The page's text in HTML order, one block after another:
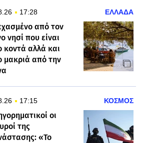
17:28 ΕΛΛΑΔΑ
από τον
νησί που είναι
κοντά αλλά και
μακριά από την
17:15 ΚΟΣΜΟΣ
οι
της
«Το